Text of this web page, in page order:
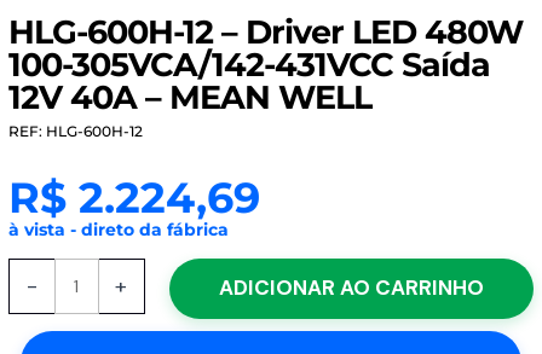
HLG-600H-12 – Driver LED 480W
100-305VCA/142-431VCC Saída
12V 40A – MEAN WELL
REF: HLG-600H-12
R$2.224,69
à vista - direto da fábrica
- + ADICIONAR AO CARRINHO